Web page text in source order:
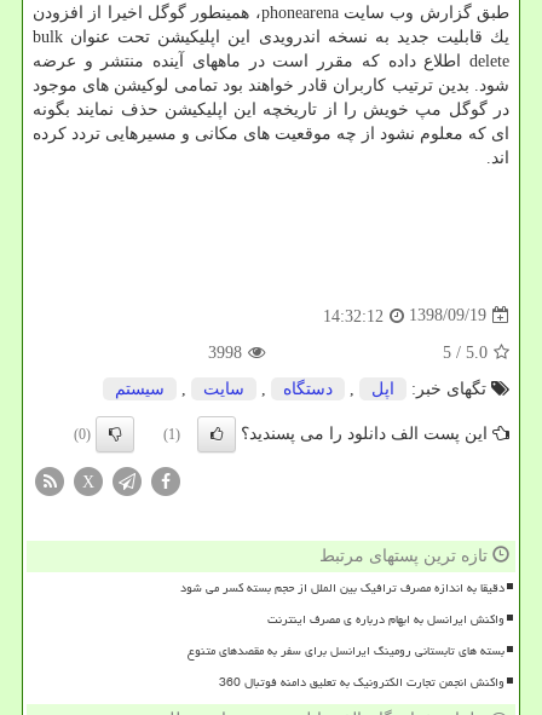
طبق گزارش وب سایت phonearena، همینطور گوگل اخیرا از افزودن
یك قابلیت جدید به نسخه اندرویدی این اپلیكیشن تحت عنوان bulk
delete اطلاع داده كه مقرر است در ماههای آینده منتشر و عرضه
شود. بدین ترتیب كاربران قادر خواهند بود تمامی لوكیشن های موجود
در گوگل مپ خویش را از تاریخچه این اپلیكیشن حذف نمایند بگونه
ای كه معلوم نشود از چه موقعیت های مكانی و مسیرهایی تردد كرده
اند.
1398/09/19
14:32:12
5.0
/ 5
3998
تگهای خبر:
اپل , دستگاه , سایت , سیستم
این پست الف دانلود را می پسندید؟ (1)
(0)
X
تازه ترین پستهای مرتبط
دقیقا به اندازه مصرف ترافیک بین الملل از حجم بسته کسر می شود
واکنش ایرانسل به ابهام درباره ی مصرف اینترنت
بسته های تابستانی رومینگ ایرانسل برای سفر به مقصدهای متنوع
واکنش انجمن تجارت الکترونیک به تعلیق دامنه فوتبال 360